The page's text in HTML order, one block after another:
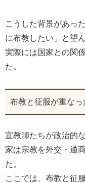
こうした背景があっ
に布教したい」と望
実際には国家との関
た。
布教と征服が重な
宣教師たちが政治的
家は宗教を外交・通
た。
ここでは、布教と征